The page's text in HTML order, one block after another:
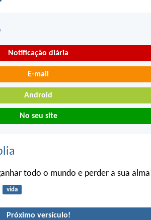
Notificação diária
E-mail
Android
No seu site
todo o mundo e perder a sua
vida
Próximo versículo!